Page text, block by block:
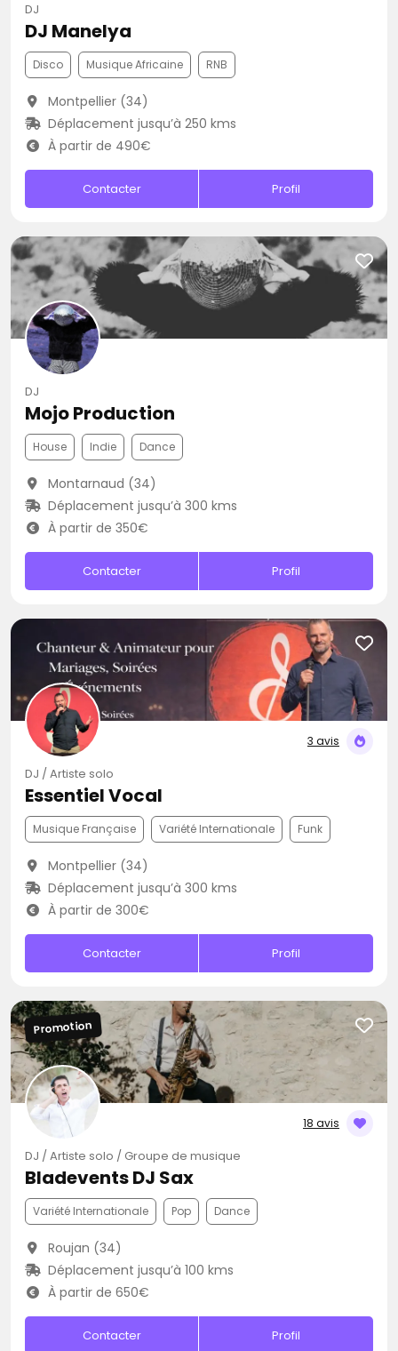
DJ
DJ Manelya
Disco Musique Africaine RNB
Montpellier (34)
Déplacement jusqu’à 250 kms
À partir de 490€
Contacter Profil
DJ
Mojo Production
House Indie Dance
Montarnaud (34)
Déplacement jusqu’à 300 kms
À partir de 350€
Contacter Profil
3 avis
DJ / Artiste solo
Essentiel Vocal
Musique Française Variété Internationale Funk
Montpellier (34)
Déplacement jusqu’à 300 kms
À partir de 300€
Contacter Profil
18 avis
Promotion
DJ / Artiste solo / Groupe de musique
Bladevents DJ Sax
Variété Internationale Pop Dance
Roujan (34)
Déplacement jusqu’à 100 kms
À partir de 650€
Contacter Profil